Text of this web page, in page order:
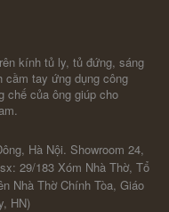
kính tủ ly, tủ đứng, sáng
tay ứng dụng công
chế của ông giúp cho
Hà Nội. Showroom 24,
29/183 Xóm Nhà Thờ, Tổ
Nhà Thờ Chính Tòa, Giáo
HN)